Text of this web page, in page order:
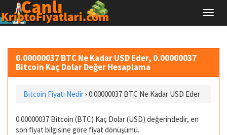
0.00000037 BTC Ne Kadar USD Eder, 0.00000037
Bitcoin Kaç Dolar Değer Hesaplama
Bitcoin Fiyatı Nedir› 0.00000037 BTC Ne Kadar USD Eder
0.00000037 Bitcoin (BTC) Kaç Dolar (USD) değerindedir, en
son fiyat bilgisine göre fiyat dönüşümü.